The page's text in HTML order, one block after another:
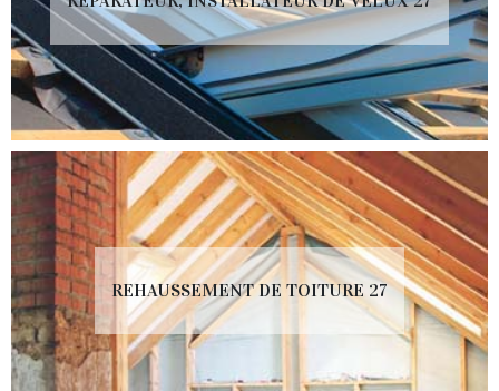
REHAUSSEMENT DE TOITURE 27